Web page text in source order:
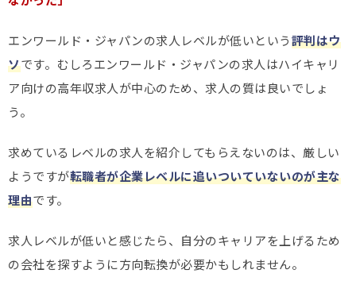
エンワールド・ジャパンの求人レベルが低いという評判はウ
ソです。むしろエンワールド・ジャパンの求人はハイキャリ
ア向けの高年収求人が中心のため、求人の質は良いでしょ
う。
求めているレベルの求人を紹介してもらえないのは、厳しい
ようですが転職者が企業レベルに追いついていないのが主な
理由です。
求人レベルが低いと感じたら、自分のキャリアを上げるため
の会社を探すように方向転換が必要かもしれません。